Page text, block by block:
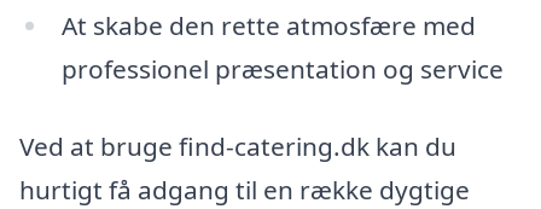
At skabe den rette atmosfære med
professionel præsentation og service
Ved at bruge find-catering.dk kan du
hurtigt få adgang til en række dygtige